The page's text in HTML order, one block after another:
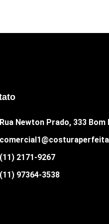
Rua Newton Prado, 333
(11) 2171-9267
(11) 97364-3538